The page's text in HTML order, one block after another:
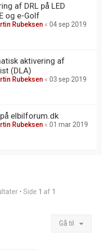
af DRL på LED
og e-Golf
Rubeksen « 04 sep 2019
aktivering af
(DLA)
Rubeksen « 03 sep 2019
elbilforum.dk
Rubeksen « 01 mar 2019
• Side 1 af 1
Gå til